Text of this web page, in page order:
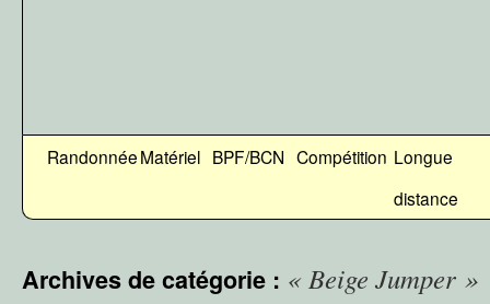
RandonnéeMatériel BPF/BCN Compétition Longue
distance
Archives de catégorie : « Beige Jumper »